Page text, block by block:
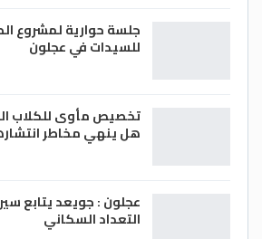
جلسة حوارية لمشروع
للسيدات في عجلون
تخصيص مأوى للكلاب
هل ينهي مخاطر
عجلون : جويعد يتابع
التعداد السكاني